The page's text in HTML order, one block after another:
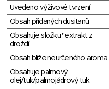
Uvedeno výživové tvrzení
Obsah přidaných dusitanů
Obsahuje složku "extrakt z
droždí"
Obsah blíže neurčeného aroma
Obsahuje palmový
olej/tuk/palmojádrový tuk